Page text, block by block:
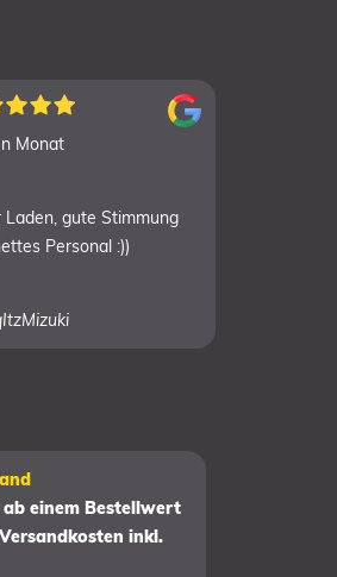
Monat
Laden, gute Stimmung
Personal :))
einem Bestellwert
inkl.